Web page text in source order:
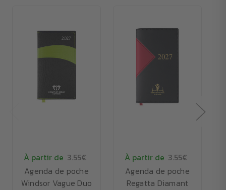
À partir de 3.55€
Agenda de poche
Windsor Vague Duo
À partir de 3.55€
Agenda de poche
Regatta Diamant